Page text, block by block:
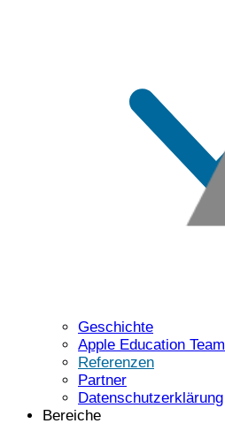
Geschichte
Apple Education Team
Referenzen
Partner
Datenschutzerklärung
Bereiche